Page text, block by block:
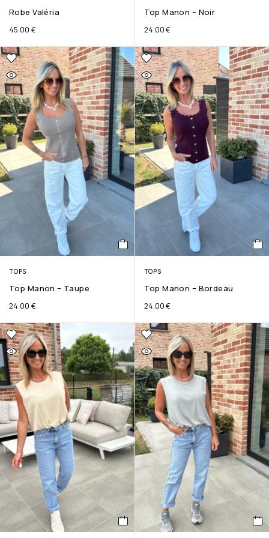
Robe Valéria
45.00 €
Top Manon – Noir
24.00€
TOPS
Top Manon – Taupe
24.00 €
TOPS
Top Manon – Bordeau
24.00€